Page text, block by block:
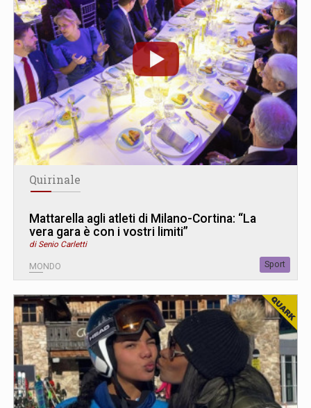
Quirinale
Mattarella agli atleti di Milano-Cortina: “La
vera gara è con i vostri limiti”
di Senio Carletti
MONDO Sport